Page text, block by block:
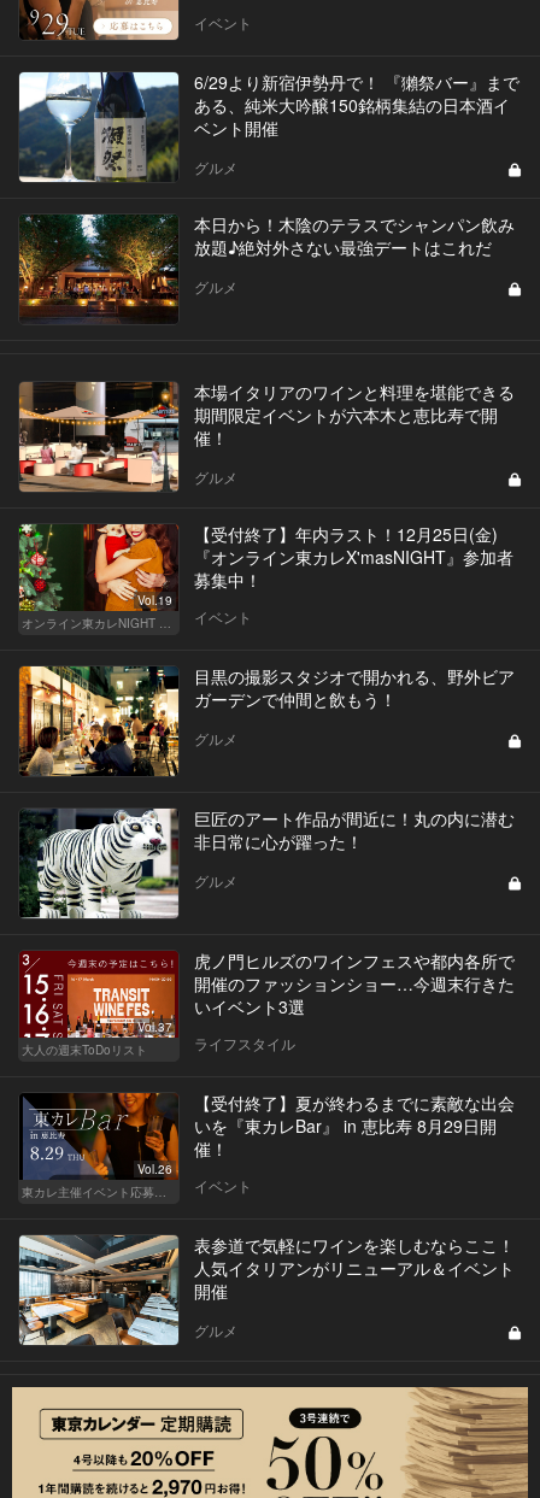
イベント
6/29より新宿伊勢丹で！ 『獺祭バー』まで
ある、純米大吟醸150銘柄集結の日本酒イ
ベント開催
グルメ
本日から！木陰のテラスでシャンパン飲み
放題♪絶対外さない最強デートはこれだ
グルメ
本場イタリアのワインと料理を堪能できる
期間限定イベントが六本木と恵比寿で開
催！
グルメ
Vol.19
オンライン東カレNIGHT イベント募集
【受付終了】年内ラスト！12月25日(金)
『オンライン東カレX'masNIGHT』参加者
募集中！
イベント
目黒の撮影スタジオで開かれる、野外ビア
ガーデンで仲間と飲もう！
グルメ
巨匠のアート作品が間近に！丸の内に潜む
非日常に心が躍った！
グルメ
Vol.37
大人の週末ToDoリスト
虎ノ門ヒルズのワインフェスや都内各所で
開催のファッションショー…今週末行きた
いイベント3選
ライフスタイル
Vol.26
東カレ主催イベント応募詳細記事一覧
【受付終了】夏が終わるまでに素敵な出会
いを『東カレBar』 in 恵比寿 8月29日開
催！
イベント
表参道で気軽にワインを楽しむならここ！
人気イタリアンがリニューアル＆イベント
開催
グルメ